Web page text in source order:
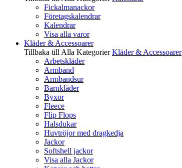
Fickalmanackor
Företagskalendrar
Kalendrar
Visa alla varor
Kläder & Accessoarer
Tillbaka till Alla Kategorier Kläder & Accessoarer
Arbetskläder
Armband
Armbandsur
Barnkläder
Byxor
Fleece
Flip Flops
Halsdukar
Huvtröjor med dragkedja
Jackor
Softshell jackor
Visa alla Jackor